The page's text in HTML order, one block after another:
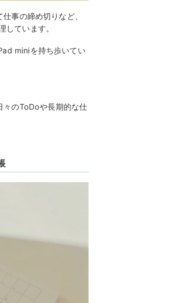
事の締め切りなど、
ています。
miniを持ち歩いてい
々のToDoや長期的な仕